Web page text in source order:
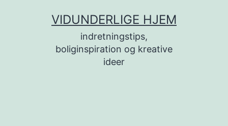
VIDUNDERLIGE HJEM
indretningstips,
boliginspiration og kreative
ideer